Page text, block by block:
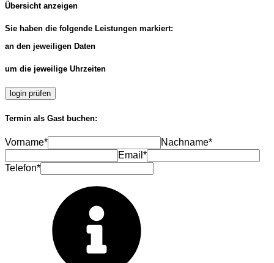
Übersicht anzeigen
Sie haben die folgende Leistungen markiert:
an den jeweiligen Daten
um die jeweilige Uhrzeiten
login prüfen
Termin als Gast buchen:
Vorname*
Nachname*
Email*
Telefon*